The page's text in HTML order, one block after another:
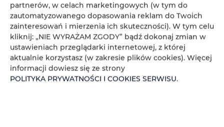
Latem warto skorzystać z bogactwa aktywności, jakie
oferują Borów Tucholskie – od rowerowych przejażdżek po
malowniczych trasach, po kajakowe wycieczki po
urokliwych jeziorach. To pora roku, która w pełni ukazuje
partnerów, w celach marketingowych (w tym do
zautomatyzowanego dopasowania reklam do Twoich
zainteresowań i mierzenia ich skuteczności). W tym celu
kliknij: „NIE WYRAŻAM ZGODY” bądź dokonaj zmian w
ustawieniach przeglądarki internetowej, z której
aktualnie korzystasz (w zakresie plików cookies). Więcej
informacji dowiesz się ze strony
POLITYKA PRYWATNOŚCI I COOKIES SERWISU.